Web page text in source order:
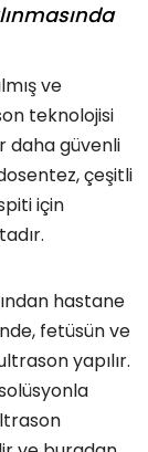
ve
teknolojisi
daha güvenli
çeşitli
için
hastane
fetüsün ve
yapılır.